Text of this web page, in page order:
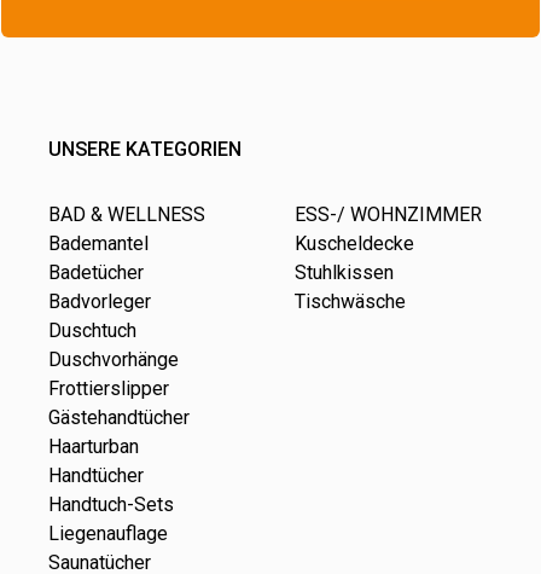
UNSERE KATEGORIEN
BAD & WELLNESS
Bademantel
Badetücher
Badvorleger
Duschtuch
Duschvorhänge
Frottierslipper
Gästehandtücher
Haarturban
Handtücher
Handtuch-Sets
Liegenauflage
Saunatücher
ESS-/ WOHNZIMMER
Kuscheldecke
Stuhlkissen
Tischwäsche